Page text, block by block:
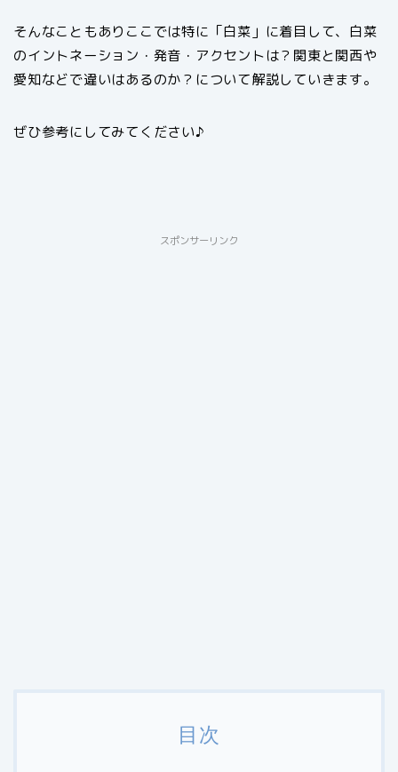
そんなこともありここでは特に「白菜」に着目して、白菜
のイントネーション・発音・アクセントは？関東と関西や
愛知などで違いはあるのか？について解説していきます。
ぜひ参考にしてみてください♪
スポンサーリンク
目次